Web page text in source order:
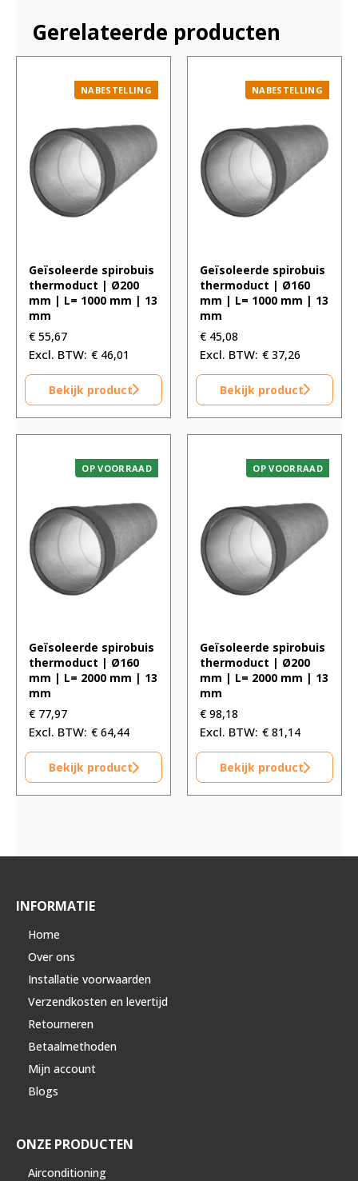
Gerelateerde producten
NABESTELLING
Geïsoleerde spirobuis
thermoduct | Ø200
mm | L= 1000 mm | 13
mm
€ 55,67
€ 46,01
Bekijk product
NABESTELLING
Geïsoleerde spirobuis
thermoduct | Ø160
mm | L= 1000 mm | 13
mm
€ 45,08
€ 37,26
Bekijk product
OP VOORRAAD
Geïsoleerde spirobuis
thermoduct | Ø160
mm | L= 2000 mm | 13
mm
€ 77,97
€ 64,44
Bekijk product
OP VOORRAAD
Geïsoleerde spirobuis
thermoduct | Ø200
mm | L= 2000 mm | 13
mm
€ 98,18
€ 81,14
Bekijk product
INFORMATIE
Home
Over ons
Installatie voorwaarden
Verzendkosten en levertijd
Retourneren
Betaalmethoden
Mijn account
Blogs
ONZE PRODUCTEN
Airconditioning